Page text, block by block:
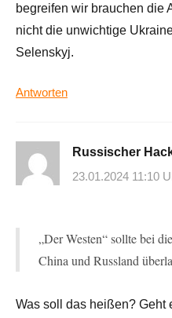
begreifen wir brauchen die
nicht die unwichtige
Selenskyj.
Antworten
Russischer
23.01.2024 11:10
„Der Westen“ sollte bei
China und Russland
Was soll das heißen? Geht